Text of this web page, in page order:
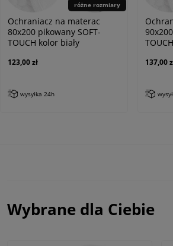
różne rozmiary
Ochraniacz na materac
80x200 pikowany SOFT-
TOUCH kolor biały
123,00 zł
wysyłka 24h
137,00
Wybrane dla Ciebie